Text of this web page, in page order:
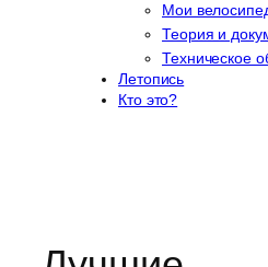
Мои
Теория и
Техническое
Летопись
Кто это?